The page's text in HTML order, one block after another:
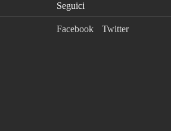
Seguici
Facebook Twitter